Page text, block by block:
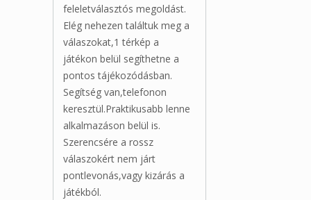
feleletválasztós megoldást.
Elég nehezen találtuk meg a
válaszokat,1 térkép a
játékon belül segíthetne a
pontos tájékozódásban.
Segítség van,telefonon
keresztül.Praktikusabb lenne
alkalmazáson belül is.
Szerencsére a rossz
válaszokért nem járt
pontlevonás,vagy kizárás a
játékból.